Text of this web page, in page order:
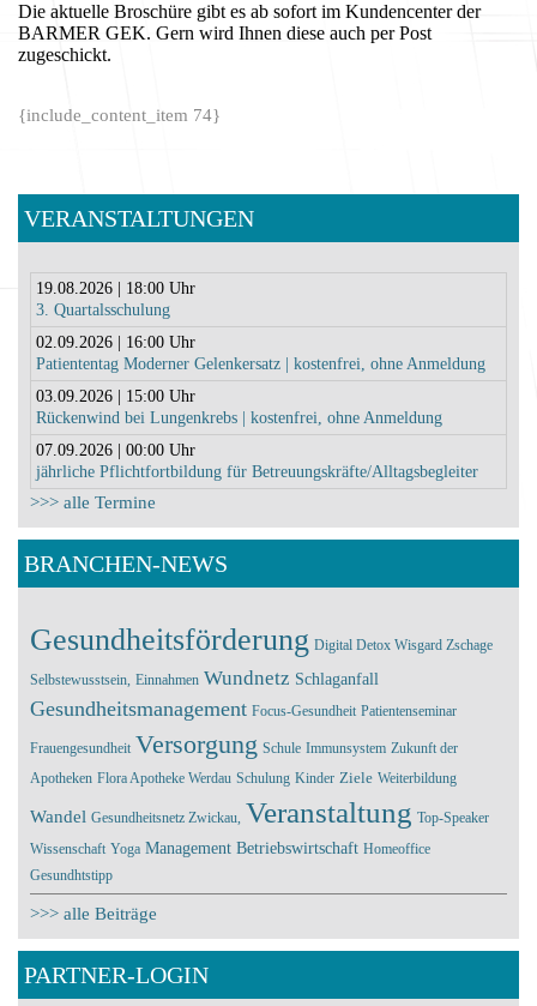
Die aktuelle Broschüre gibt es ab sofort im Kundencenter der
BARMER GEK. Gern wird Ihnen diese auch per Post
zugeschickt.
{include_content_item 74}
VERANSTALTUNGEN
19.08.2026 | 18:00 Uhr
3. Quartalsschulung
02.09.2026 | 16:00 Uhr
Patiententag Moderner Gelenkersatz | kostenfrei, ohne Anmeldung
03.09.2026 | 15:00 Uhr
Rückenwind bei Lungenkrebs | kostenfrei, ohne Anmeldung
07.09.2026 | 00:00 Uhr
jährliche Pflichtfortbildung für Betreuungskräfte/Alltagsbegleiter
>>> alle Termine
BRANCHEN-NEWS
Gesundheitsförderung Digital Detox Wisgard Zschage
Selbstewusstsein, Einnahmen Wundnetz Schlaganfall
Gesundheitsmanagement Focus-Gesundheit Patientenseminar
Frauengesundheit Versorgung Schule Immunsystem Zukunft der
Apotheken Flora Apotheke Werdau Schulung Kinder Ziele Weiterbildung
Wandel Gesundheitsnetz Zwickau, Veranstaltung Top-Speaker
Wissenschaft Yoga Management Betriebswirtschaft Homeoffice
Gesundhtstipp
>>> alle Beiträge
PARTNER-LOGIN